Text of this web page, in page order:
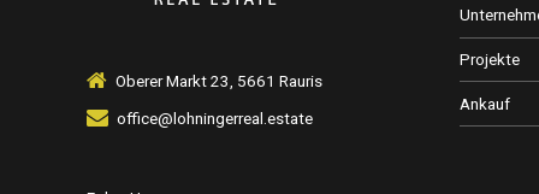
Oberer Markt 23, 5661 Rauris
office@lohningerreal.estate
Projekte
Ankauf